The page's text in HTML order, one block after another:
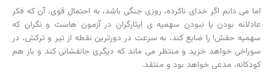
اما می دانم اگر خدای ناکرده، روزی جنگی باشد، به احتمال قوی، آن که فکر
عادلانه بودن یا نبودن سهمیه ی ایثارگران در آزمون هاست و نگران که
سهمیه حقش! را ضایع کند، به سرعت در دورترین نقطه از تیر و ترکش، در
سوراخی خواهد خزید و منتظر می ماند که دیگری جانفشانی کند و باز هم
کودکانه، مدعی خواهد بود و منتقد.